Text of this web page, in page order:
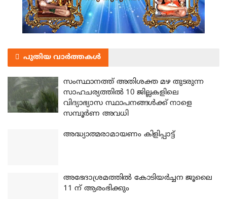
പുതിയ വാർത്തകൾ
സംസ്ഥാനത്ത് അതിശക്ത മഴ തുടരുന്ന
സാഹചര്യത്തിൽ 10 ജില്ലകളിലെ
വിദ്യാഭ്യാസ സ്ഥാപനങ്ങൾക്ക് നാളെ
സമ്പൂർണ അവധി
അദ്ധ്യാത്മരാമായണം കിളിപ്പാട്ട്
അഭേദാശ്രമത്തില്‍ കോടിയര്‍ച്ചന ജൂലൈ
11 ന് ആരംഭിക്കും